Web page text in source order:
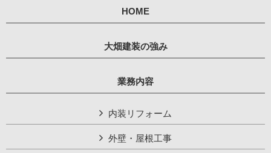
HOME
大畑建装の強み
業務内容
内装リフォーム
外壁・屋根工事